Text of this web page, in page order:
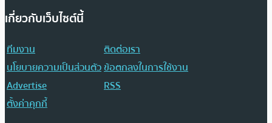
เกี่ยวกับเว็บไซต์นี้
ทีมงาน
ติดต่อเรา
นโยบายความเป็นส่วนตัวข้อตกลงในการใช้งาน
Advertise
RSS
ตั้งค่าคุกกี้